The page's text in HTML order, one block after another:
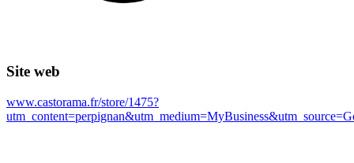
Site web
www.castorama.fr/store/1475?